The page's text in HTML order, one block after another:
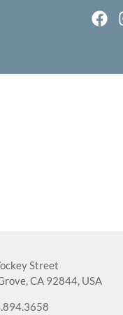
Street
CA 92844, USA